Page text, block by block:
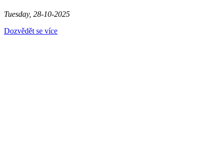
Tuesday, 28-10-2025
Dozvědět se více